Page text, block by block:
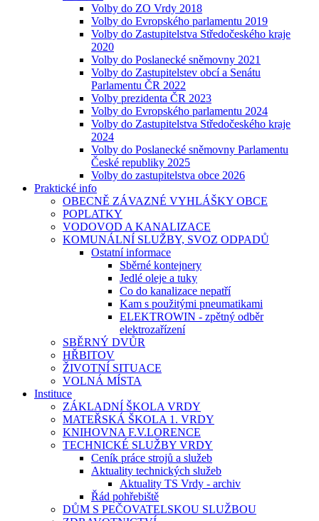
Volby do ZO Vrdy 2018
Volby do Evropského parlamentu 2019
Volby do Zastupitelstva Středočeského kraje
2020
Volby do Poslanecké sněmovny 2021
Volby do Zastupitelstev obcí a Senátu
Parlamentu ČR 2022
Volby prezidenta ČR 2023
Volby do Evropského parlamentu 2024
Volby do Zastupitelstva Středočeského kraje
2024
Volby do Poslanecké sněmovny Parlamentu
České republiky 2025
Volby do zastupitelstva obce 2026
Praktické info
OBECNĚ ZÁVAZNÉ VYHLÁŠKY OBCE
POPLATKY
VODOVOD A KANALIZACE
KOMUNÁLNÍ SLUŽBY, SVOZ ODPADŮ
Ostatní informace
Sběrné kontejnery
Jedlé oleje a tuky
Co do kanalizace nepatří
Kam s použitými pneumatikami
ELEKTROWIN - zpětný odběr
elektrozařízení
SBĚRNÝ DVŮR
HŘBITOV
ŽIVOTNÍ SITUACE
VOLNÁ MÍSTA
Instituce
ZÁKLADNÍ ŠKOLA VRDY
MATEŘSKÁ ŠKOLA 1. VRDY
KNIHOVNA F.V.LORENCE
TECHNICKÉ SLUŽBY VRDY
Ceník práce strojů a služeb
Aktuality technických služeb
Aktuality TS Vrdy - archiv
Řád pohřebiště
DŮM S PEČOVATELSKOU SLUŽBOU